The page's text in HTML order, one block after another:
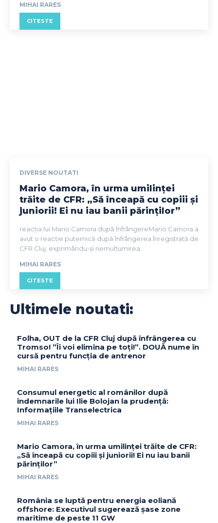
MIHAI RARES
CITESTE
DIVERSE NOUTATI
Mario Camora, în urma umilinței
trăite de CFR: „Să înceapă cu copiii și
juniorii! Ei nu iau banii părinților”
reacția lui Mario Camora după înfrângereMario Camora a
avut o reacție puternică după înfrângerea înregistrată de
CFR Cluj, exprimându-și nemulțumirea...
MIHAI RARES
CITESTE
Ultimele noutati:
Folha, OUT de la CFR Cluj după înfrângerea cu
Tromso! ”Îi voi elimina pe toți!”. DOUĂ nume în
cursă pentru funcția de antrenor
MIHAI RARES
Consumul energetic al românilor după
îndemnarile lui Ilie Bolojan la prudență:
Informațiile Transelectrica
MIHAI RARES
Mario Camora, în urma umilinței trăite de CFR:
„Să înceapă cu copiii și juniorii! Ei nu iau banii
părinților”
MIHAI RARES
România se luptă pentru energia eoliană
offshore: Executivul sugerează șase zone
maritime de peste 11 GW